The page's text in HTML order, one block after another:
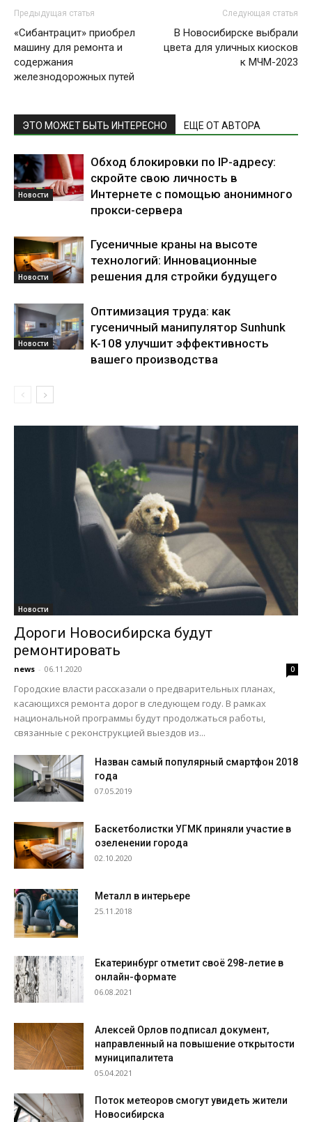
Предыдущая статья
«Сибантрацит» приобрел
машину для ремонта и
содержания
железнодорожных путей
Следующая статья
В Новосибирске выбрали
цвета для уличных киосков
к МЧМ-2023
ЭТО МОЖЕТ БЫТЬ ИНТЕРЕСНО ЕЩЕ ОТ АВТОРА
Новости
Обход блокировки по IP-адресу:
скройте свою личность в
Интернете с помощью анонимного
прокси-сервера
Новости
Гусеничные краны на высоте
технологий: Инновационные
решения для стройки будущего
Новости
Оптимизация труда: как
гусеничный манипулятор Sunhunk
K-108 улучшит эффективность
вашего производства
Новости
Дороги Новосибирска будут
ремонтировать
news - 06.11.2020 0
Городские власти рассказали о предварительных планах,
касающихся ремонта дорог в следующем году. В рамках
национальной программы будут продолжаться работы,
связанные с реконструкцией выездов из...
Назван самый популярный смартфон 2018
года
07.05.2019
Баскетболистки УГМК приняли участие в
озеленении города
02.10.2020
Металл в интерьере
25.11.2018
Екатеринбург отметит своё 298-летие в
онлайн-формате
06.08.2021
Алексей Орлов подписал документ,
направленный на повышение открытости
муниципалитета
05.04.2021
Поток метеоров смогут увидеть жители
Новосибирска